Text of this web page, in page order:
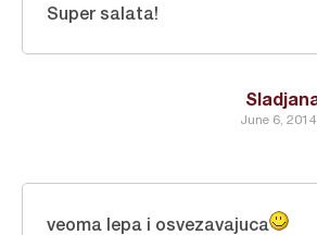
June 6,
Super salata!
veoma lepa i osvezavajuca